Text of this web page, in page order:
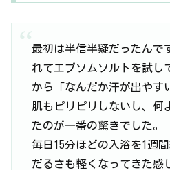
最初は半信半疑だったんで
れてエプソムソルトを試し
から「なんだか汗が出やす
肌もピリピリしないし、何
たのが一番の驚きでした。
毎日15分ほどの入浴を1週
だるさも軽くなってきた感